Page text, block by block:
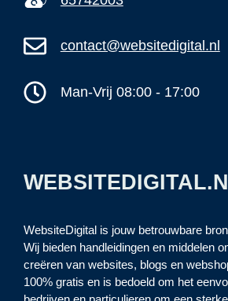
contact@websitedigital.nl
Man-Vrij 08:00 - 17:00
WebsiteDigital is jouw betrouwbare
Wij bieden handleidingen en middelen
creëren van websites, blogs en
100% gratis en is bedoeld om het